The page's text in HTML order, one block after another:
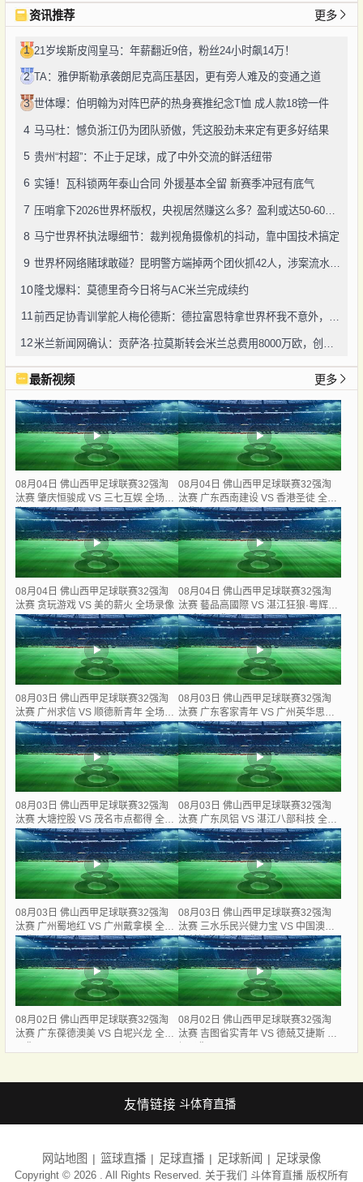
资讯推荐 更多
1 21岁埃斯皮闯皇马：年薪翻近9倍，粉丝24小时飙14万！
2 TA：雅伊斯勒承袭朗尼克高压基因，更有旁人难及的变通之道
3 世体曝：伯明翰为对阵巴萨的热身赛推纪念T恤 成人款18镑一件
4 马马杜：憾负浙江仍为团队骄傲，凭这股劲未来定有更多好结果
5 贵州“村超”：不止于足球，成了中外交流的鲜活纽带
6 实锤！瓦科锁两年泰山合同 外援基本全留 新赛季冲冠有底气
7 压哨拿下2026世界杯版权，央视居然赚这么多？盈利或达50-60亿！
8 马宁世界杯执法曝细节：裁判视角摄像机的抖动，靠中国技术搞定
9 世界杯网络赌球敢碰？昆明警方端掉两个团伙抓42人，涉案流水超三千万
10 隆戈爆料：莫德里奇今日将与AC米兰完成续约
11
12
最新视频 更多
08月04日 佛山西甲足球联赛32强淘
汰赛 肇庆恒骏成 VS 三七互娱 全场录
像
08月04日 佛山西甲足球联赛32强淘
汰赛 广东西南建设 VS 香港圣徒 全场
录像
08月04日 佛山西甲足球联赛32强淘
汰赛 贪玩游戏 VS 美的薪火 全场录像
08月04日 佛山西甲足球联赛32强淘
汰赛 藝品高國際 VS 湛江狂狼·粵辉能
源 全场录像
08月03日 佛山西甲足球联赛32强淘
汰赛 广州求信 VS 顺德新青年 全场录
像
08月03日 佛山西甲足球联赛32强淘
汰赛 广东客家青年 VS 广州英华思力
U17 全场录像
08月03日 佛山西甲足球联赛32强淘
汰赛 大塘控股 VS 茂名市点都得 全场
录像
08月03日 佛山西甲足球联赛32强淘
汰赛 广东凤铝 VS 湛江八部科技 全场
录像
08月03日 佛山西甲足球联赛32强淘
汰赛 广州蜀地红 VS 广州戴拿模 全场
录像
08月03日 佛山西甲足球联赛32强淘
汰赛 三水乐民兴健力宝 VS 中国澳门
澳科精英 全场录像
08月02日 佛山西甲足球联赛32强淘
汰赛 广东葆德澳美 VS 白坭兴龙 全场
08月02日 佛山西甲足球联赛32强淘
汰赛 吉图省实青年 VS 德兢艾捷斯 全
友情链接 斗体育直播
网站地图 篮球直播 足球直播 足球新闻 足球录像
Copyright © 2026 . All Rights Reserved. 关于我们 斗体育直播 版权所有